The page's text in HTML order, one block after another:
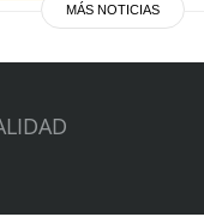
MÁS NOTICIAS